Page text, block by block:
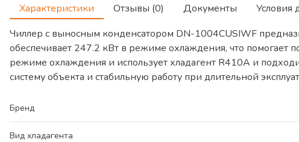
Характеристики Отзывы (0) Документы Условия
Чиллер с выносным конденсатором DN-1004CUSIWF
обеспечивает 247.2 кВт в режиме охлаждения, что помогает
режиме охлаждения и использует хладагент R410A и
систему объекта и стабильную работу при длительной
Бренд
Вид хладагента